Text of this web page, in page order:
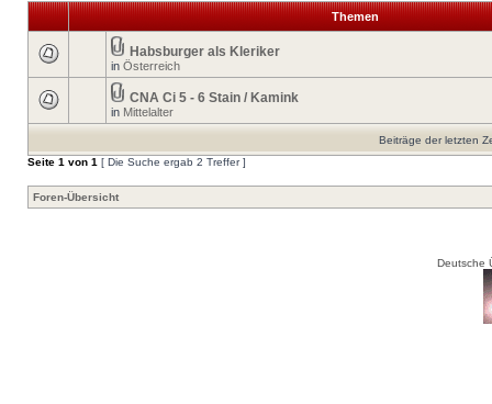
Themen
Habsburger als Kleriker
in Österreich
CNA Ci 5 - 6 Stain / Kamink
in Mittelalter
Beiträge der letzten
Seite 1 von 1 [ Die Suche ergab 2 Treffer ]
Foren-Übersicht
Deutsche